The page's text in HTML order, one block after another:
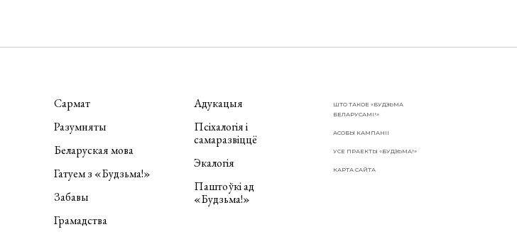
Сармат
Разумняты
Беларуская мова
Гатуем з «Будзьма!»
Забавы
Грамадства
Адукацыя
Псіхалогія і
самаразвіццё
Экалогія
Паштоўкі ад
«Будзьма!»
ШТО ТАКОЕ «БУДЗЬМА
БЕЛАРУСАМІ!»
АСОБЫ КАМПАНІІ
УСЕ ПРАЕКТЫ «БУДЗЬМА!»
КАРТА САЙТА